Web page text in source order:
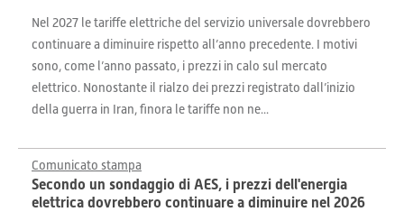
Nel 2027 le tariffe elettriche del servizio universale dovrebbero
continuare a diminuire rispetto all’anno precedente. I motivi
sono, come l’anno passato, i prezzi in calo sul mercato
elettrico. Nonostante il rialzo dei prezzi registrato dall’inizio
della guerra in Iran, finora le tariffe non ne...
Comunicato stampa
Secondo un sondaggio di AES, i prezzi dell'energia
elettrica dovrebbero continuare a diminuire nel 2026